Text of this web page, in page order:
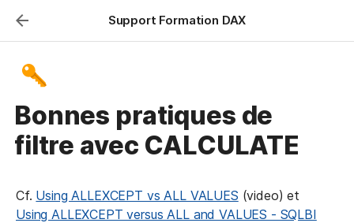
Support Formation DAX
Bonnes pratiques de
filtre avec CALCULATE
Cf. Using ALLEXCEPT vs ALL VALUES (video) et
Using ALLEXCEPT versus ALL and VALUES - SQLBI